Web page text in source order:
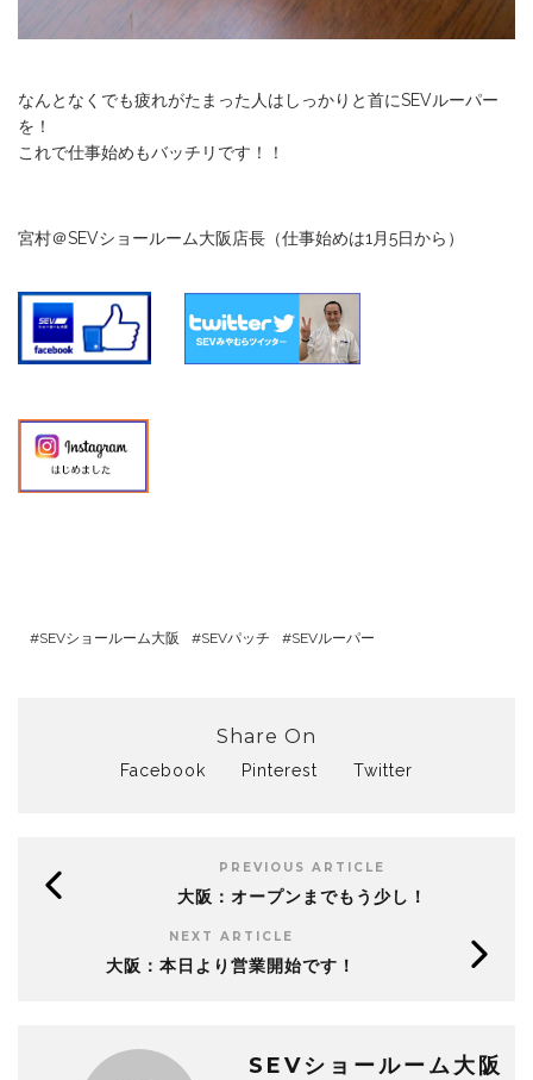
なんとなくでも疲れがたまった人はしっかりと首にSEVルーパー
を！
これで仕事始めもバッチリです！！
宮村＠SEVショールーム大阪店長（仕事始めは1月5日から）
SEVショールーム大阪 SEVパッチ SEVルーパー
Share On
Facebook Pinterest Twitter
PREVIOUS ARTICLE
大阪：オープンまでもう少し！
NEXT ARTICLE
大阪：本日より営業開始です！
SEVショールーム大阪